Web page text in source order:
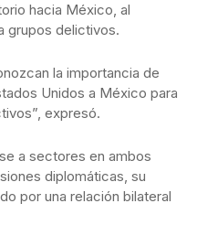
hacia México, al
grupos delictivos.
la importancia de
Unidos a México para
expresó.
a sectores en ambos
diplomáticas, su
por una relación bilateral